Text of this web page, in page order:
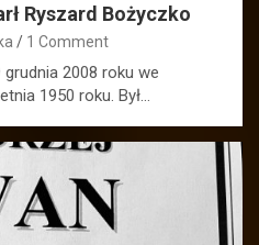
Ryszard Bożyczko
1 Comment
2008 roku we
1950 roku. Był…